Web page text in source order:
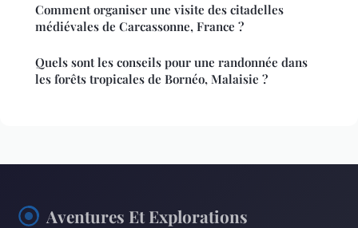
Comment organiser une visite des citadelles
médiévales de Carcassonne, France ?
Quels sont les conseils pour une randonnée dans
les forêts tropicales de Bornéo, Malaisie ?
Aventures Et Explorations